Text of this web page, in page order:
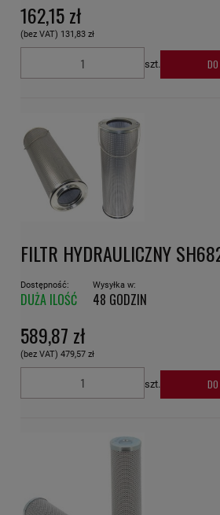
162,15 zł
(bez VAT) 131,83 zł
szt.
FILTR HYDRAULICZNY
Dostępność:
DUŻA ILOŚĆ
Wysyłka w:
48 GODZIN
589,87 zł
(bez VAT) 479,57 zł
szt.